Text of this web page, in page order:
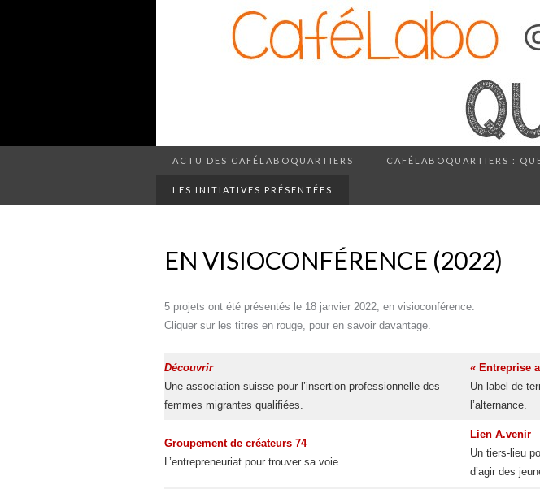
ACTU DES CAFÉLABOQUARTIERS CAFÉLABOQUARTIERS :
LES INITIATIVES PRÉSENTÉES
EN VISIOCONFÉRENCE (2022)
5 projets ont été présentés le 18 janvier 2022, en visioconférence.
Cliquer sur les titres en rouge, pour en savoir davantage.
Découvrir
Une association suisse pour l’insertion professionnelle des
femmes migrantes qualifiées.
« Entreprise
Un label de
l’alternance.
Groupement de créateurs 74
L’entrepreneuriat pour trouver sa voie.
Lien A.venir
Un tiers-lieu
d’agir des